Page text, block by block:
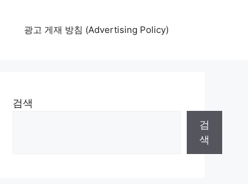
광고 게재 방침 (Advertising Policy)
검색
검
색